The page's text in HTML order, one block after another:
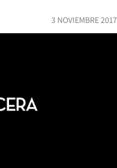
3 NOVIEMBRE 2017